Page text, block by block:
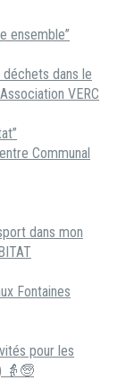
ensemble”
déchets dans le
VERC
Communal
dans mon
Fontaines
pour les
👵🧓